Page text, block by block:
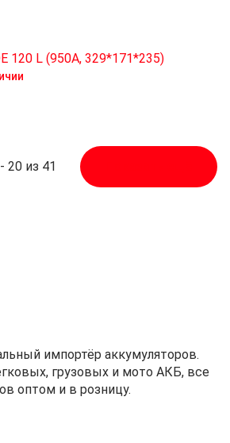
120 L (950A, 329*171*235)
1 - 20 из 41
импортёр аккумуляторов.
грузовых и мото АКБ, все
оптом и в розницу.